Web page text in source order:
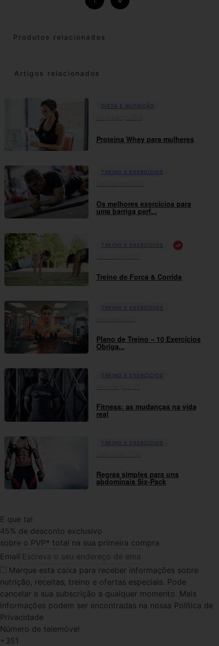
Produtos relacionados
Artigos relacionados
DIETA E NUTRIÇÃO
Proteína Whey para mulheres
TREINO E EXERCÍCIOS
Os melhores exercícios para
uma barriga perf...
TREINO E EXERCÍCIOS
Treino de Força & Corrida
TREINO E EXERCÍCIOS
Plano de Treino – 10 Exercícios
Obriga...
TREINO E EXERCÍCIOS
Fitness: as mudanças na vida
real
TREINO E EXERCÍCIOS
Regras simples para uns
abdominais Six-Pack
E que tal
45% de desconto exclusivo
sobre o PVP* total na sua primeira compra
Email
Marque esta caixa para receber informações sobre
nutrição, receitas, treino e ofertas especiais. Pode
cancelar a sua subscrição a qualquer momento. Mais
informações podem ser encontradas na nossa Política de
Privacidade
Número de telemóvel
+351